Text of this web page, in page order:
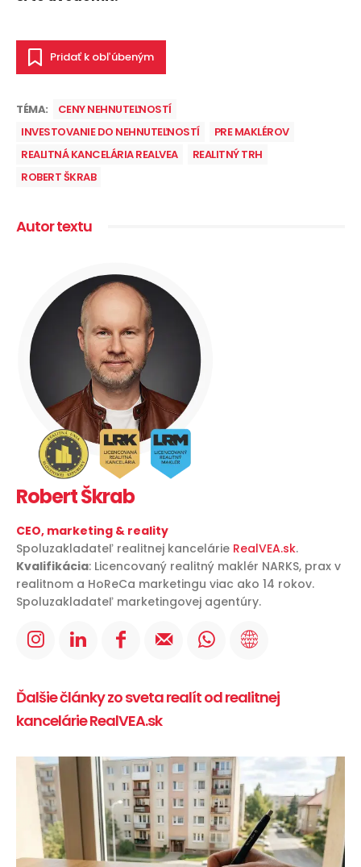
Pridať k obľúbeným
TÉMA:
CENY NEHNUTEĽNOSTÍ
INVESTOVANIE DO NEHNUTEĽNOSTÍ
PRE MAKLÉROV
REALITNÁ KANCELÁRIA REALVEA
REALITNÝ TRH
ROBERT ŠKRAB
Autor textu
Robert Škrab
CEO, marketing & reality
Spoluzakladateľ realitnej kancelárie RealVEA.sk.
Kvalifikácia: Licencovaný realitný maklér NARKS, prax v
realitnom a HoReCa marketingu viac ako 14 rokov.
Spoluzakladateľ marketingovej agentúry.
Ďalšie články zo sveta realít od realitnej
kancelárie RealVEA.sk